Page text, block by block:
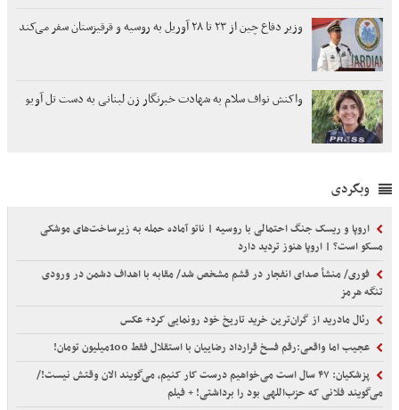
وزیر دفاع چین از ۲۳ تا ۲۸ آوریل به روسیه و قرقیزستان سفر می‌کند
واکنش نواف سلام به شهادت خبرنگار زن لبنانی به دست تل آویو
وبگردی
اروپا و ریسک جنگ احتمالی با روسیه | ناتو آماده حمله به زیرساخت‌های موشکی
مسکو است؟ | اروپا هنوز تردید دارد
فوری/ منشأ صدای انفجار در قشم مشخص شد/ مقابه با اهداف دشمن در ورودی
تنگه هرمز
رئال مادرید از گران‌ترین خرید تاریخ خود رونمایی کرد+ عکس
عجیب اما واقعی:رقم فسخ قرارداد رضاییان با استقلال فقط 100میلیون تومان!
پزشکیان: ۴۷ سال است می‌خواهیم درست کار کنیم، می‌گویند الان وقتش نیست!/
می‌گویند فلانی که حزب‌اللهی بود را برداشتی! + فیلم